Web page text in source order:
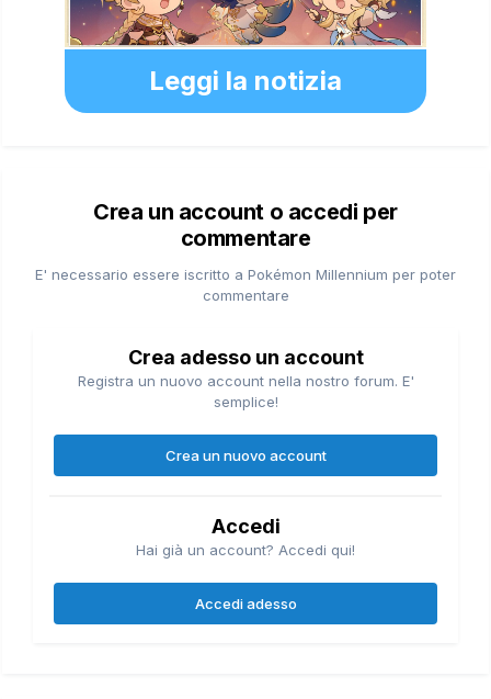
Leggi la notizia
Crea un account o accedi per
commentare
E' necessario essere iscritto a Pokémon Millennium per poter
commentare
Crea adesso un account
Registra un nuovo account nella nostro forum. E'
semplice!
Crea un nuovo account
Accedi
Hai già un account? Accedi qui!
Accedi adesso